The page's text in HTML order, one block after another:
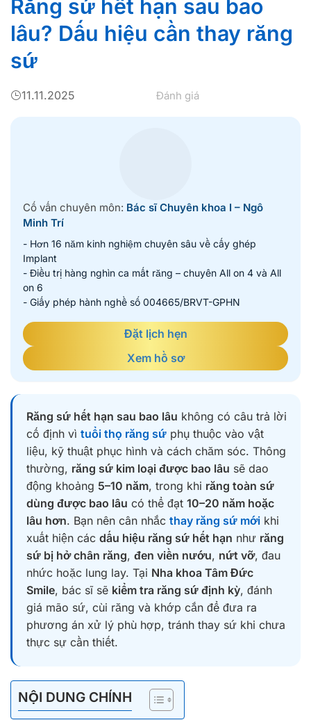
Răng sứ hết hạn sau bao
lâu? Dấu hiệu cần thay răng
sứ
11.11.2025 Đánh giá
Cố vấn chuyên môn: Bác sĩ Chuyên khoa I – Ngô
Minh Trí
- Hơn 16 năm kinh nghiệm chuyên sâu về cấy ghép
Implant
- Điều trị hàng nghìn ca mất răng – chuyên All on 4 và All
on 6
- Giấy phép hành nghề số 004665/BRVT-GPHN
Đặt lịch hẹn
Xem hồ sơ
Răng sứ hết hạn sau bao lâu không có câu trả lời
cố định vì tuổi thọ răng sứ phụ thuộc vào vật
liệu, kỹ thuật phục hình và cách chăm sóc. Thông
thường, răng sứ kim loại được bao lâu sẽ dao
động khoảng 5–10 năm, trong khi răng toàn sứ
dùng được bao lâu có thể đạt 10–20 năm hoặc
lâu hơn. Bạn nên cân nhắc thay răng sứ mới khi
xuất hiện các dấu hiệu răng sứ hết hạn như răng
sứ bị hở chân răng, đen viền nướu, nứt vỡ, đau
nhức hoặc lung lay. Tại Nha khoa Tâm Đức
Smile, bác sĩ sẽ kiểm tra răng sứ định kỳ, đánh
giá mão sứ, cùi răng và khớp cắn để đưa ra
phương án xử lý phù hợp, tránh thay sứ khi chưa
thực sự cần thiết.
NỘI DUNG CHÍNH